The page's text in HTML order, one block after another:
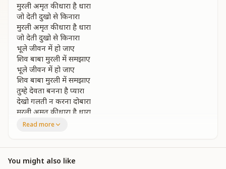
मुरली अमृत की धारा है धारा
जो देती दुखो से किनारा
मुरली अमृत की धारा है धारा
जो देती दुखो से किनारा
भूले जीवन में हो जाए
शिव बाबा मुरली में समझाए
भूले जीवन में हो जाए
शिव बाबा मुरली में समझाए
तुम्हे देवता बनना है प्यारा
देखो गलती न करना दोबारा
मुरली अमृत की धारा है धारा
जो देती दुखो से किनारा
ये मुरली नर को नारायण नारी को लक्ष्मी बनाए
परमधाम से परमपिता शिव
Read more
You might also like